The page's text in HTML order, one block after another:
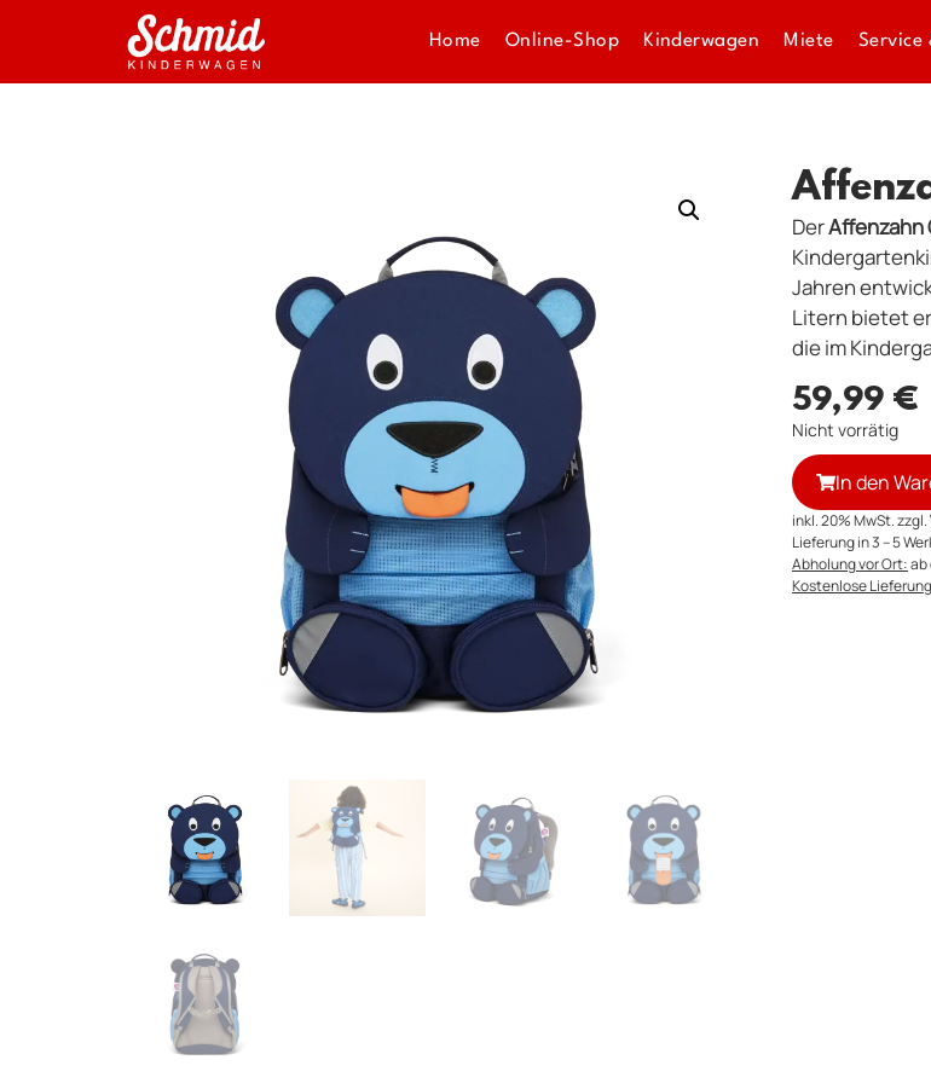
Home Online-Shop Kinderwagen Miete Service
DerAffenzahn
Jahren
Litern bietet
die im
59,99 €
Nicht vorrätig
In den
inkl. 20% MwSt. zzgl.
Lieferung in 3 – 5
Abholung vor Ort:ab
Kostenlose